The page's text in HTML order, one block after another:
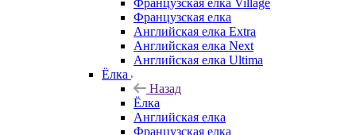
Французская елка Village
Французская елка
Английская елка Extra
Английская елка Next
Английская елка Ultima
Ёлка
Назад
Ёлка
Английская елка
Французская елка